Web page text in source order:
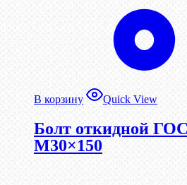
В корзину Quick View
Болт откидной
М30×150